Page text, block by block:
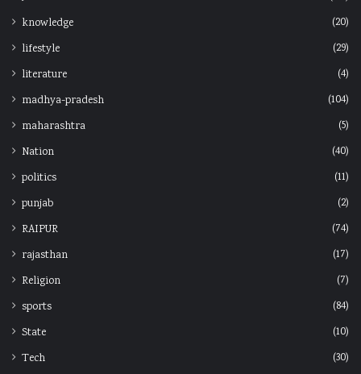
knowledge
(20)
lifestyle
(29)
literature
(4)
madhya-pradesh
(104)
maharashtra
(5)
Nation
(40)
politics
(11)
punjab
(2)
RAIPUR
(74)
rajasthan
(17)
Religion
(7)
sports
(84)
State
(10)
Tech
(30)